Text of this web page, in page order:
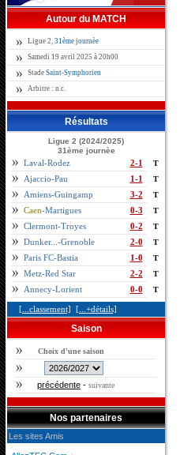
Autour du MATCH
Ligue 2, 31ème journèe
Samedi 19 avril 2025 à 20h00
Stade Saint-Symphorien
Arbitre : n.c.
Résultats
Ligue 2 (2024/2025)
31ème journèe
Laval-Rodez 2-1 T
Ajaccio-Pau 1-1 T
Amiens-Guingamp 3-2 T
Caen-Martigues 0-3 T
Clermont-Troyes 0-2 T
Dunker...-Grenoble 2-0 T
Paris FC-Bastia 1-0 T
Metz-Red Star 2-2 T
Annecy-Lorient 0-0 T
[...classement] [...+détails]
Saison
Choix d'une saison
précédente - suivante
Nos partenaires
Les sites Amis